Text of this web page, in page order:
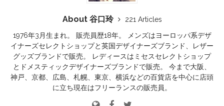
About 谷口玲
221 Articles
1976年3月生まれ。 販売員歴18年。 メンズはヨーロッパ系デザ
イナーズセレクトショップと英国デザイナーズブランド、レザー
グッズブランドで販売。 レディースはミセスセレクトショップ
とドメスティックデザイナーズブランドで販売。 今まで大阪、
神戸、京都、広島、札幌、東京、横浜などの百貨店を中心に店頭
に立ち現在はフリーランスの販売員。